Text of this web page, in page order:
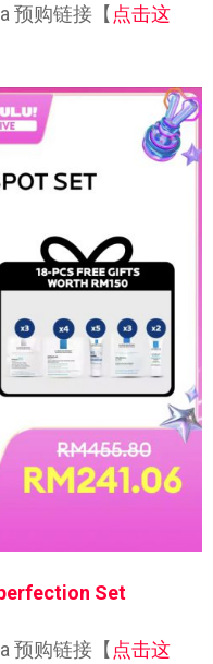
预购链接【点击这
Set
预购链接【 点击这